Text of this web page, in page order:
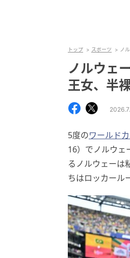
トップ スポーツ ノ
ノルウェ
王女、半
5度のワールド
16）でノルウェ
るノルウェーは
ちはロッカール